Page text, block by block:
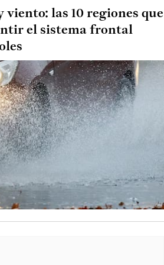
las 10 regiones que
el sistema frontal